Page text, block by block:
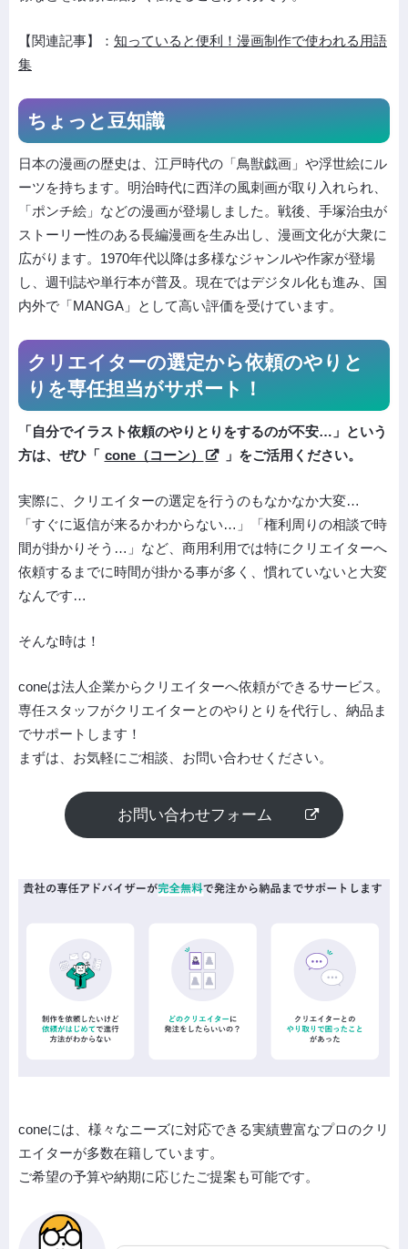
【関連記事】： 知っていると便利！漫画制作で使われる用語
集
ちょっと豆知識
日本の漫画の歴史は、江戸時代の「鳥獣戯画」や浮世絵にル
ーツを持ちます。明治時代に西洋の風刺画が取り入れられ、
「ポンチ絵」などの漫画が登場しました。戦後、手塚治虫が
ストーリー性のある長編漫画を生み出し、漫画文化が大衆に
広がります。1970年代以降は多様なジャンルや作家が登場
し、週刊誌や単行本が普及。現在ではデジタル化も進み、国
内外で「MANGA」として高い評価を受けています。
クリエイターの選定から依頼のやりと
りを専任担当がサポート！
「自分でイラスト依頼のやりとりをするのが不安…」という
方は、ぜひ「 cone（コーン） 」をご活用ください。
実際に、クリエイターの選定を行うのもなかなか大変…
「すぐに返信が来るかわからない…」「権利周りの相談で時
間が掛かりそう…」など、商用利用では特にクリエイターへ
依頼するまでに時間が掛かる事が多く、慣れていないと大変
なんです…
そんな時は！
coneは法人企業からクリエイターへ依頼ができるサービス。
専任スタッフがクリエイターとのやりとりを代行し、納品ま
でサポートします！
まずは、お気軽にご相談、お問い合わせください。
お問い合わせフォーム
coneには、様々なニーズに対応できる実績豊富なプロのクリ
エイターが多数在籍しています。
ご希望の予算や納期に応じたご提案も可能です。